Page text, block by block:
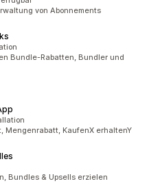
von Abonnements
Bundle-Rabatten, Bundler und
Mengenrabatt, KaufenX erhaltenY
Bundles & Upsells erzielen